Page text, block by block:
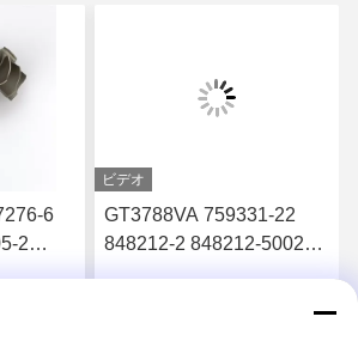
6
2
ール
入手 す
ビデオ
GT3788VA 759331-22
848212-2 848212-5002S